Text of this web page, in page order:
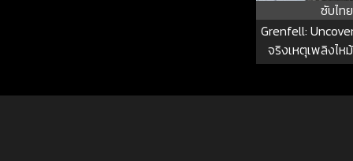
ซับไทย
Grenfell:
จริงเหตุเพลิงไห
ทาวเว